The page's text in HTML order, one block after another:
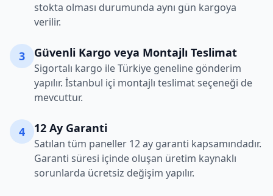
stokta olması durumunda aynı gün kargoya
verilir.
3 Güvenli Kargo veya Montajlı Teslimat
Sigortalı kargo ile Türkiye geneline gönderim
yapılır. İstanbul içi montajlı teslimat seçeneği de
mevcuttur.
4 12 Ay Garanti
Satılan tüm paneller 12 ay garanti kapsamındadır.
Garanti süresi içinde oluşan üretim kaynaklı
sorunlarda ücretsiz değişim yapılır.